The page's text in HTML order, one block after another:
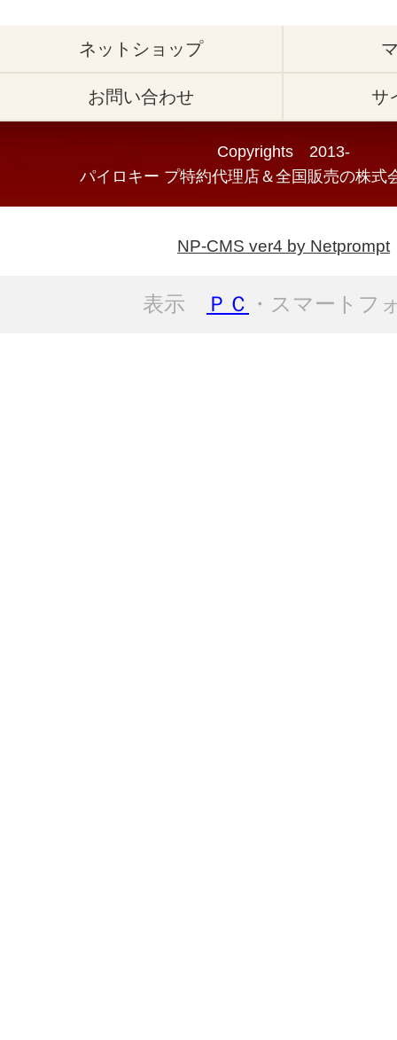
ネットショップ
お問い合わせ サ
Copyrights 2013-
パイロキー プ特約代理店＆全国販売の株式
NP-CMS ver4 by Netprompt
表示 ＰＣ ・スマートフ